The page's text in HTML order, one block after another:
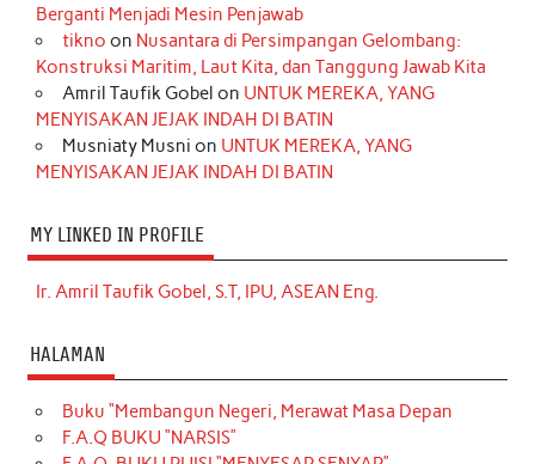
Berganti Menjadi Mesin Penjawab
tikno on Nusantara di Persimpangan Gelombang:
Konstruksi Maritim, Laut Kita, dan Tanggung Jawab Kita
Amril Taufik Gobel on UNTUK MEREKA, YANG
MENYISAKAN JEJAK INDAH DI BATIN
Musniaty Musni on UNTUK MEREKA, YANG
MENYISAKAN JEJAK INDAH DI BATIN
MY LINKED IN PROFILE
Ir. Amril Taufik Gobel, S.T, IPU, ASEAN Eng.
HALAMAN
Buku “Membangun Negeri, Merawat Masa Depan
F.A.Q BUKU “NARSIS”